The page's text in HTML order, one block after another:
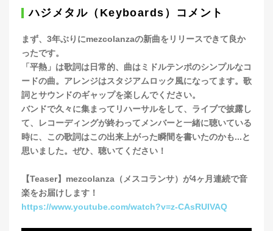
ハジメタル（Keyboards）コメント
まず、3年ぶりにmezcolanzaの新曲をリリースできて良か
ったです。
「平熱」は歌詞は日常的、曲はミドルテンポのシンプルなコ
ードの曲。アレンジはスタジアムロック風になってます。歌
詞とサウンドのギャップを楽しんでください。
バンドで久々に集まってリハーサルをして、ライブで披露し
て、レコーディングが終わってメンバーと一緒に聴いている
時に、この歌詞はこの出来上がった瞬間を書いたのかも...と
思いました。ぜひ、聴いてください！
【Teaser】mezcolanza（メスコランサ）が4ヶ月連続で音
楽をお届けします！
https://www.youtube.com/watch?v=z-CAsRUIVAQ